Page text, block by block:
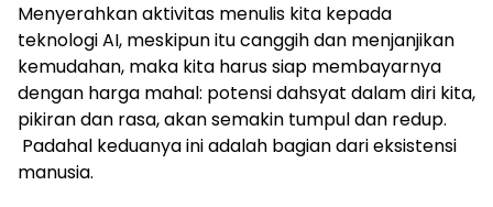
Menyerahkan aktivitas menulis kita kepada
teknologi AI, meskipun itu canggih dan menjanjikan
kemudahan, maka kita harus siap membayarnya
dengan harga mahal: potensi dahsyat dalam diri kita,
pikiran dan rasa, akan semakin tumpul dan redup.
Padahal keduanya ini adalah bagian dari eksistensi
manusia.